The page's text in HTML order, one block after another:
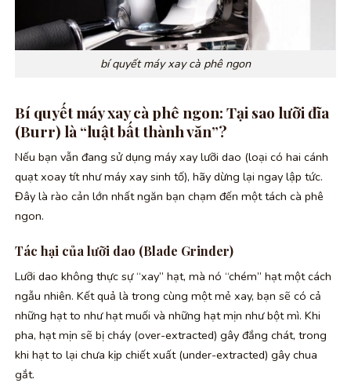
bí quyết máy xay cà phê ngon
Bí quyết máy xay cà phê ngon: Tại sao lưỡi đĩa
(Burr) là “luật bất thành văn”?
Nếu bạn vẫn đang sử dụng máy xay lưỡi dao (loại có hai cánh
quạt xoay tít như máy xay sinh tố), hãy dừng lại ngay lập tức.
Đây là rào cản lớn nhất ngăn bạn chạm đến một tách cà phê
ngon.
Tác hại của lưỡi dao (Blade Grinder)
Lưỡi dao không thực sự “xay” hạt, mà nó “chém” hạt một cách
ngẫu nhiên. Kết quả là trong cùng một mẻ xay, bạn sẽ có cả
những hạt to như hạt muối và những hạt mịn như bột mì. Khi
pha, hạt mịn sẽ bị cháy (over-extracted) gây đắng chát, trong
khi hạt to lại chưa kịp chiết xuất (under-extracted) gây chua
gắt.